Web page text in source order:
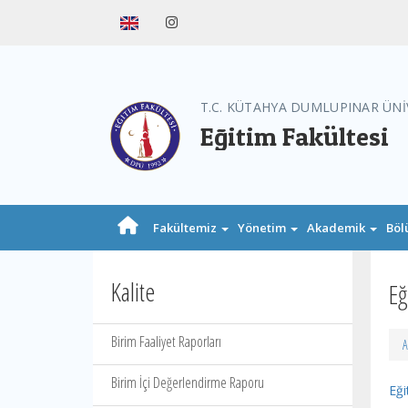
T.C. KÜTAHYA DUMLUPINAR
Eğitim Fakültesi
Fakültemiz Yönetim Akademik
Kalite
Birim Faaliyet Raporları
Birim İçi Değerlendirme Raporu